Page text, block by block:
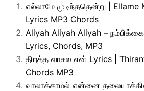
எல்லாமே முடிந்ததென்று | Ellame
Lyrics MP3 Chords
Aliyah Aliyah Aliyah –
Lyrics, Chords, MP3
திறத்த வாசல என் Lyrics |
Chords MP3
வாலாக்காமல் என்னை